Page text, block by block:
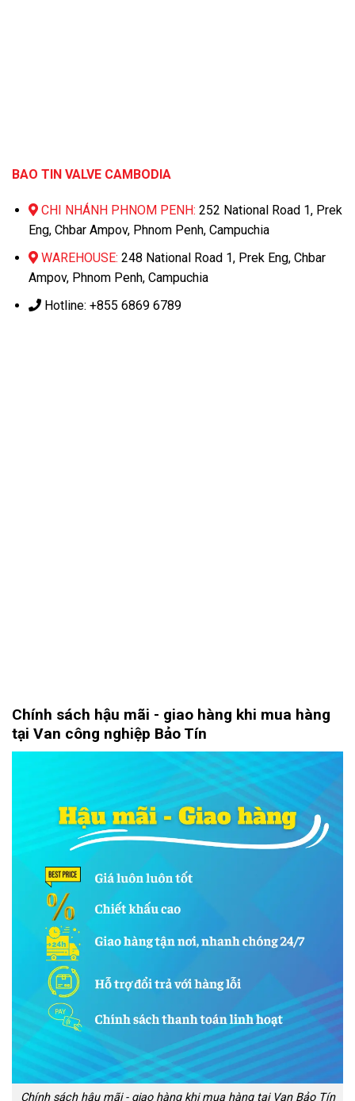
BAO TIN VALVE CAMBODIA
CHI NHÁNH PHNOM PENH: 252 National Road 1, Prek
Eng, Chbar Ampov, Phnom Penh, Campuchia
WAREHOUSE: 248 National Road 1, Prek Eng, Chbar
Ampov, Phnom Penh, Campuchia
Hotline: +855 6869 6789
Chính sách hậu mãi - giao hàng khi mua hàng
tại Van công nghiệp Bảo Tín
Chính sách hậu mãi - giao hàng khi mua hàng tại Van Bảo Tín